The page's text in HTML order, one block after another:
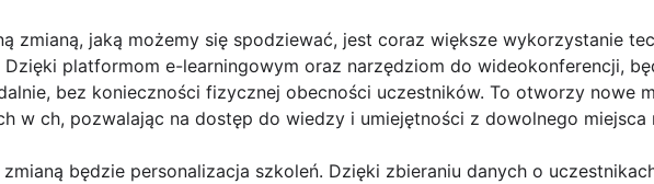
zmianą, jaką możemy się spodziewać, jest coraz większe wykorzystanie
Dzięki platformom e-learningowym oraz narzędziom do wideokonferencji,
bez konieczności fizycznej obecności uczestników. To otworzy nowe
w ch, pozwalając na dostęp do wiedzy i umiejętności z dowolnego miejsca
będzie personalizacja szkoleń. Dzięki zbieraniu danych o